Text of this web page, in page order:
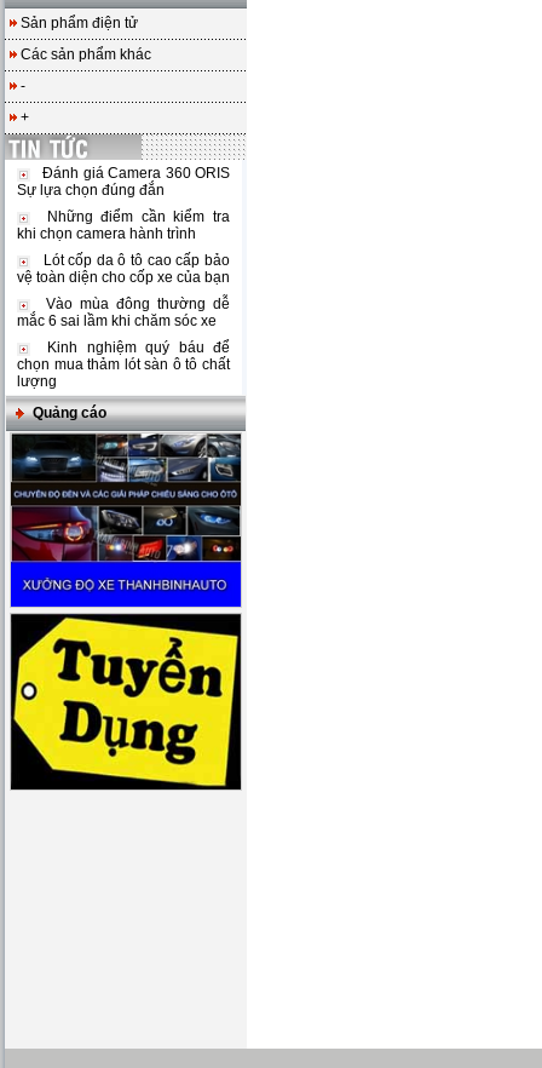
Sản phẩm điện tử
Các sản phẩm khác
-
+
Đánh giá Camera 360 ORIS
Sự lựa chọn đúng đắn
Những điểm cần kiểm tra
khi chọn camera hành trình
Lót cốp da ô tô cao cấp bảo
vệ toàn diện cho cốp xe của bạn
Vào mùa đông thường dễ
mắc 6 sai lầm khi chăm sóc xe
Kinh nghiệm quý báu để
chọn mua thảm lót sàn ô tô chất
lượng
Quảng cáo